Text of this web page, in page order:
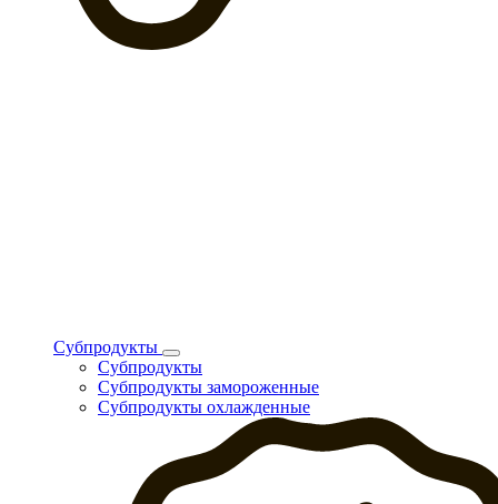
Субпродукты
Субпродукты
Субпродукты замороженные
Субпродукты охлажденные